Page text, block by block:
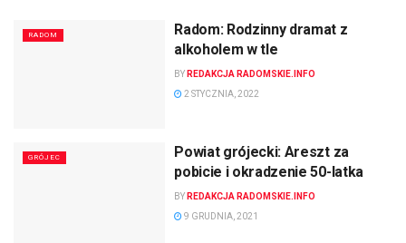
RADOM
Radom: Rodzinny dramat z
alkoholem w tle
BY REDAKCJA RADOMSKIE.INFO
2 STYCZNIA, 2022
GRÓJEC
Powiat grójecki: Areszt za
pobicie i okradzenie 50-latka
BY REDAKCJA RADOMSKIE.INFO
9 GRUDNIA, 2021